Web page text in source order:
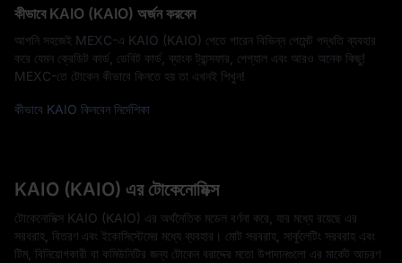
কীভাবে KAIO (KAIO) অর্জন করবেন
আপনি সহজেই MEXC-এ KAIO (KAIO) পেতে পারেন বিভিন্ন পেমেন্ট পদ্ধতি ব্যবহার
করে যেমন ক্রেডিট কার্ড, ডেবিট কার্ড, ব্যাংক ট্রান্সফার, পেপ্যাল এবং আরও অনেক কিছু!
MEXC-তে টোকেন কীভাবে কিনতে হয় তা এখনই শিখুন!
কীভাবে KAIO কিনবেন নির্দেশিকা
KAIO (KAIO) এর টোকেনোমিক্স
টোকেনোমিক্স KAIO (KAIO) এর অর্থনৈতিক মডেল বর্ণনা করে, যার মধ্যে রয়েছে এর
সরবরাহ, বিতরণ এবং ইকোসিস্টেমের মধ্যে ব্যবহার। মোট সরবরাহ, সার্কুলেটিং সরবরাহ এবং
টিম, বিনিয়োগকারী বা কমিউনিটির জন্য টোকেন বরাদ্দের মতো উপাদানগুলো এর মার্কেট আচরণ